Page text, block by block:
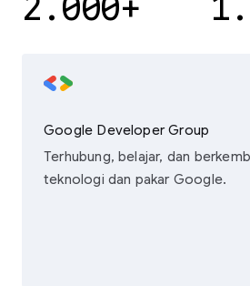
Google Developer Group
Terhubung, belajar, dan
teknologi dan pakar Google.